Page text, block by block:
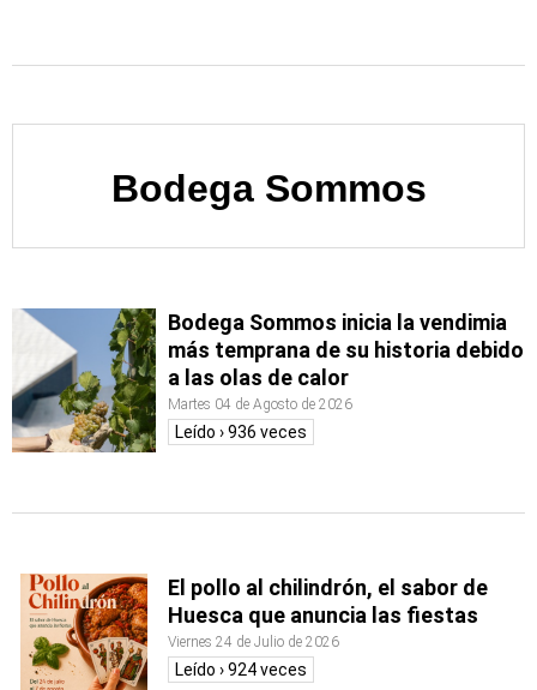
Bodega Sommos
Bodega Sommos inicia la vendimia
más temprana de su historia debido
a las olas de calor
Martes 04 de Agosto de 2026
Leído › 936 veces
El pollo al chilindrón, el sabor de
Huesca que anuncia las fiestas
Viernes 24 de Julio de 2026
Leído › 924 veces